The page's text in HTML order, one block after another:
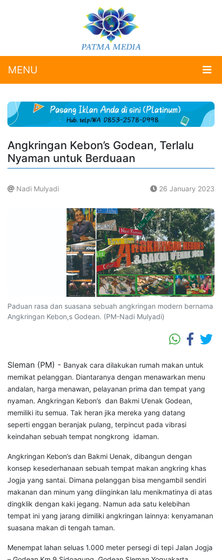
MENU
Angkringan Kebon’s Godean, Terlalu
Nyaman untuk Berduaan
Nadi Mulyadi 26 January 2023
Paduan rasa dan suasana sebuah angkringan modern bernama
Angkringan Kebon,s Godean. (PM-Nadi Mulyadi)
Sleman (PM) - Banyak cara dilakukan rumah makan untuk
memikat pelanggan. Diantaranya dengan menawarkan menu
andalan, harga menawan, pelayanan prima dan tempat yang
nyaman. Angkringan Kebon’s dan Bakmi U’enak Godean,
memiliki itu semua. Tak heran jika mereka yang datang
seperti enggan beranjak pulang, terpincut pada vibrasi
keindahan sebuah tempat nongkrong idaman.
Angkringan Kebon’s dan Bakmi Uenak, dibangun dengan
konsep kesederhanaan sebuah tempat makan angkring khas
Jogja yang santai. Dimana pelanggan bisa mengambil sendiri
makanan dan minum yang diinginkan lalu menikmatinya di atas
dingklik dengan kaki jegang. Namun ada satu kelebihan
tempat ini yang jarang dimiliki angkringan lainnya: kenyamanan
suasana makan di tengah taman.
Menempat lahan seluas 1.000 meter persegi di tepi Jalan Jogja